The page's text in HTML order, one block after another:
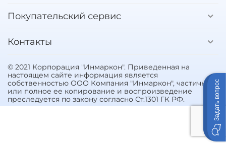
Покупательский сервис
Контакты
© 2021 Корпорация "Инмаркон". Приведенная на
настоящем сайте информация является
собственностью ООО Компания "Инмаркон", частичное
или полное ее копирование и воспроизведение
преследуется по закону согласно Ст.1301 ГК РФ.
Задать вопрос